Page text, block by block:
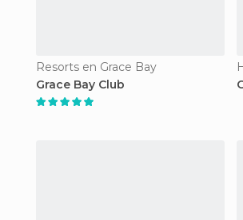
Resorts en Grace Bay
Grace Bay Club